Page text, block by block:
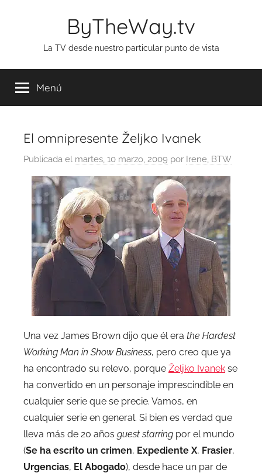
ByTheWay.tv
La TV desde nuestro particular punto de vista
Menú
El omnipresente Željko Ivanek
Publicada el martes, 10 marzo, 2009 por Irene, BTW
Una vez James Brown dijo que él era the Hardest
Working Man in Show Business, pero creo que ya
ha encontrado su relevo, porque Željko Ivanek se
ha convertido en un personaje imprescindible en
cualquier serie que se precie. Vamos, en
cualquier serie en general. Si bien es verdad que
lleva más de 20 años guest starring por el mundo
(Se ha escrito un crimen, Expediente X, Frasier,
Urgencias, El Abogado), desde hace un par de